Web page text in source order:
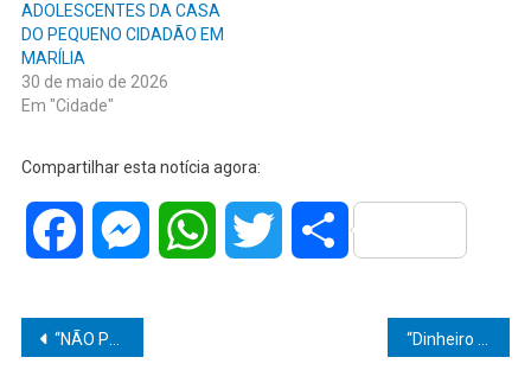
ADOLESCENTES DA CASA
DO PEQUENO CIDADÃO EM
MARÍLIA
30 de maio de 2026
Em "Cidade"
Compartilhar esta notícia agora:
Facebook MessengerWhatsAppTwitter Share
Navegação
“NÃO PODEMOS PERDER TEMPO QUANDO O ASSUNTO É O FUTURO DAS CRIANÇAS”, DIZ VÂNIA RAMOS AO JP JORNAL O POPULAR APÓS APROVAÇÃO DE LEI SOBRE TRIAGEM PRECOCE DO AUTISMO EM MARÍLIA